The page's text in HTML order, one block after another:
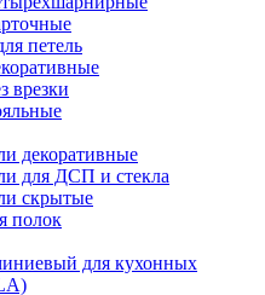
петель
врезки
декоративные
для ДСП и стекла
скрытые
полок
для кухонных